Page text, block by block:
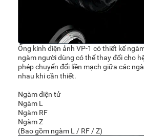
Ống kính điện ảnh VP-1 có thiết kế
ngàm người dùng có thể thay đổi cho
phép chuyển đổi liền mạch giữa các
nhau khi cần thiết.
Ngàm điện tử
Ngàm L
Ngàm RF
Ngàm Z
(Bao gồm ngàm L / RF / Z)